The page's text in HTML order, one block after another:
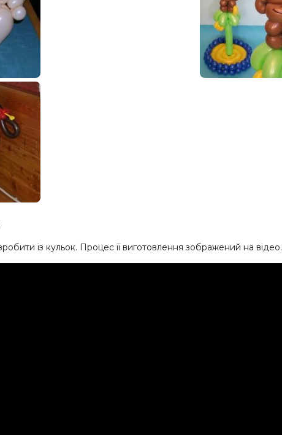
із кульок. Процес її виготовлення зображений на відео.